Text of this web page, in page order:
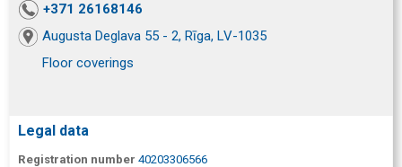
+371 26168146
Augusta Deglava 55 - 2, Rīga, LV-1035
Floor coverings
Legal data
Registration number 40203306566